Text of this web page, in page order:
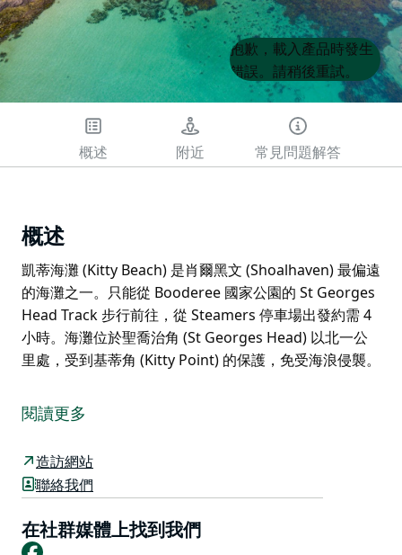
Product
List
Product
List
抱歉，載入產品時發生
錯誤。請稍後重試。
概述 附近 常見問題解答
概述
凱蒂海灘 (Kitty Beach) 是肖爾黑文 (Shoalhaven) 最偏遠
的海灘之一。只能從 Booderee 國家公園的 St Georges
Head Track 步行前往，從 Steamers 停車場出發約需 4
小時。海灘位於聖喬治角 (St Georges Head) 以北一公
里處，受到基蒂角 (Kitty Point) 的保護，免受海浪侵襲。
的海灘之一。只能從 Booderee 國家公園的 St Georges
Head Track 步行前往，從 Steamers 停車場出發約需 4
小時。海灘位於聖喬治角 (St Georges Head) 以北一公
里處，受到基蒂角 (Kitty Point) 的保護，免受海浪侵襲。
閱讀更多
造訪網站
聯絡我們
在社群媒體上找到我們
Facebook